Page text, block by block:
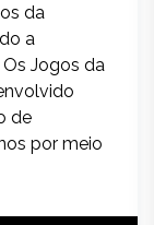
da
a
Jogos da
de
por meio